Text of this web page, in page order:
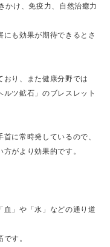
かけ、免疫力、自然治癒力
にも効果が期待できるとさ
おり、また健康分野では
ツ鉱石」のブレスレット
に常時発しているので、
がより効果的です。
血」や「水」などの通り道
す。